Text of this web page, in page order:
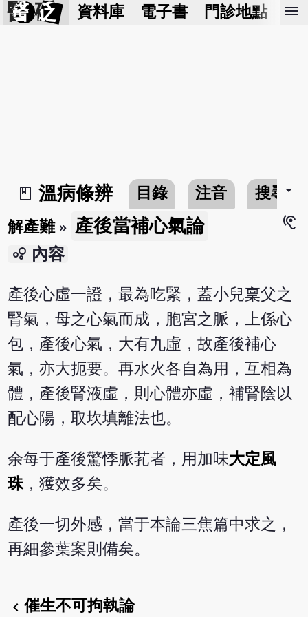
醫 砭 資料庫 電子書 門診地點 預
menu
book_2
溫病條辨 目錄 注音 搜尋arrow_drop_down
解產難» 產後當補心氣論
hearing
bubble_chart 內容
產後心虛一證，最為吃緊，蓋小兒稟父之
腎氣，母之心氣而成，胞宮之脈，上係心
包，產後心氣，大有九虛，故產後補心
氣，亦大扼要。再水火各自為用，互相為
體，產後腎液虛，則心體亦虛，補腎陰以
配心陽，取坎填離法也。
余每于產後驚悸脈芤者，用加味大定風
珠，獲效多矣。
產後一切外感，當于本論三焦篇中求之，
再細參葉案則備矣。
chevron_left催生不可拘執論